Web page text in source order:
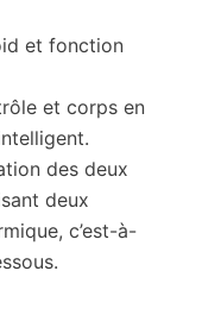
et fonction
et corps en
des deux
deux
c’est-à-